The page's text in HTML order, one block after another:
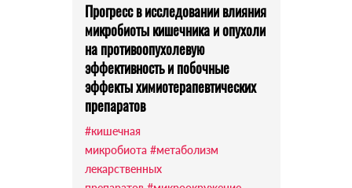
Прогресс в исследовании влияния
микробиоты кишечника и опухоли
на противоопухолевую
эффективность и побочные
эффекты химиотерапевтических
препаратов
#кишечная
микробиота #метаболизм
лекарственных